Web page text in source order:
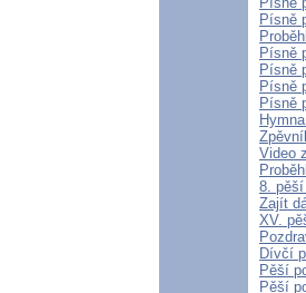
Písně
Písně
Písně
Písně
Písně
Video
8.
Zajít
XV.
Dívčí
Pěší
Pěší